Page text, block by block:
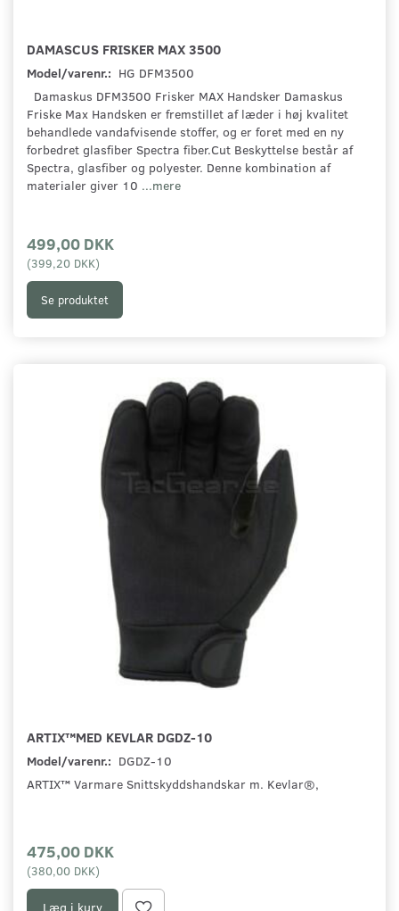
DAMASCUS FRISKER MAX 3500
Model/varenr.: HG DFM3500
Damaskus DFM3500 Frisker MAX Handsker Damaskus
Friske Max Handsken er fremstillet af læder i høj kvalitet
behandlede vandafvisende stoffer, og er foret med en ny
forbedret glasfiber Spectra fiber.Cut Beskyttelse består af
Spectra, glasfiber og polyester. Denne kombination af
materialer giver 10 ...mere
499,00 DKK
(399,20 DKK)
Se produktet
ARTIX™MED KEVLAR DGDZ-10
Model/varenr.: DGDZ-10
ARTIX™ Varmare Snittskyddshandskar m. Kevlar®,
475,00 DKK
(380,00 DKK)
Læg i kurv